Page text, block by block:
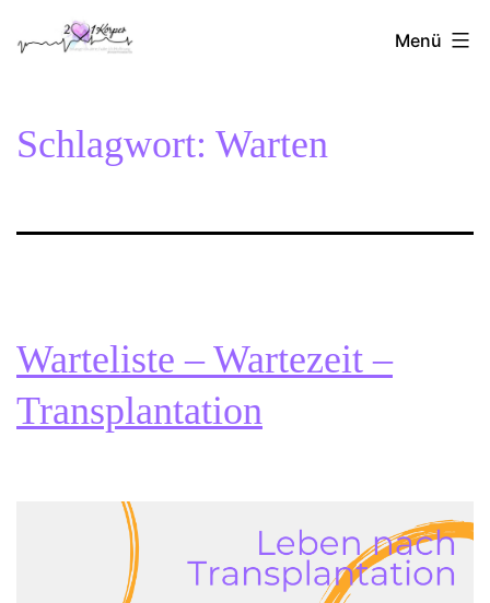
Inhalt2Herzen1Körper Menü
Schlagwort: Warten
Warteliste – Wartezeit –
Transplantation